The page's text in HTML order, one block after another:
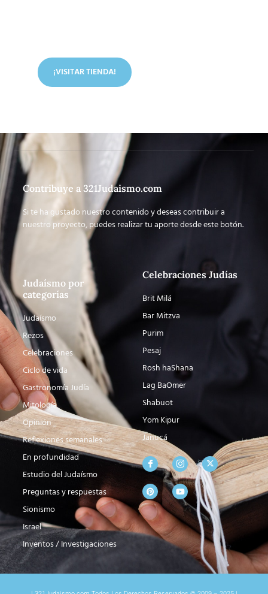
¡VISITAR TIENDA!
Contribuye a 321Judaismo.com
Si te ha gustado nuestro contenido y deseas contribuir a
nuestro proyecto, puedes realizar tu aporte desde este botón.
Judaísmo por
categorías
Judaísmo
Rezos
Celebraciones
Ciclo de vida
Gastronomía Judía
Mitología
Opinión
Reflexiones semanales
En profundidad
Estudio del Judaísmo
Preguntas y respuestas
Sionismo
Israel
Inventos / Investigaciones
Celebraciones Judías
Brit Milá
Bar Mitzva
Purim
Pesaj
Rosh haShana
Lag BaOmer
Shabuot
Yom Kipur
Janucá